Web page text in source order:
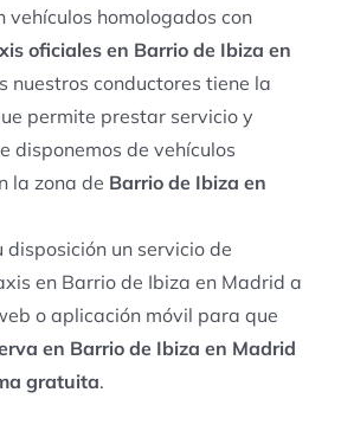
vehículos homologados con
oficiales en Barrio de Ibiza en
nuestros conductores tiene la
permite prestar servicio y
disponemos de vehículos
la zona de Barrio de Ibiza en
disposición un servicio de
en Barrio de Ibiza en Madrid a
o aplicación móvil para que
en Barrio de Ibiza en Madrid
gratuita.